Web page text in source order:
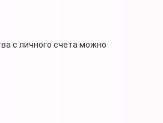
с личного счета можно